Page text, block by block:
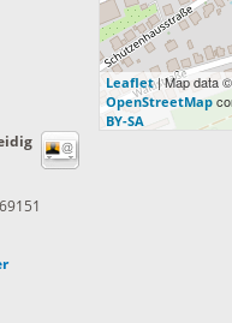
Leaflet| Map data ©
OpenStreetMap
BY-SA
69151